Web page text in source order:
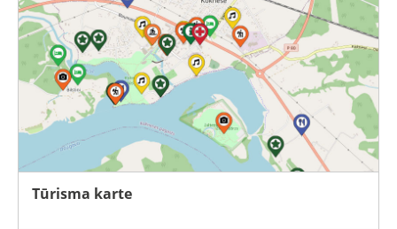
Tūrisma karte